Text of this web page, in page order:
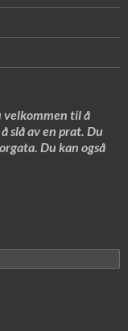
velkommen til å
slå av en prat. Du
Du kan også